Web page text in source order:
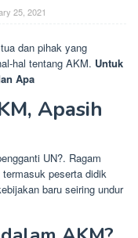
25, 2021
dan pihak yang
hal tentang AKM. Untuk
Apa
Apasih
UN?. Ragam
peserta didik
baru seiring undur